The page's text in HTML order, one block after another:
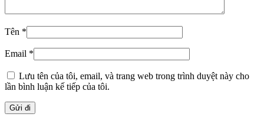
Tên *
Email *
Lưu tên của tôi, email, và trang web trong trình duyệt này cho
lần bình luận kế tiếp của tôi.